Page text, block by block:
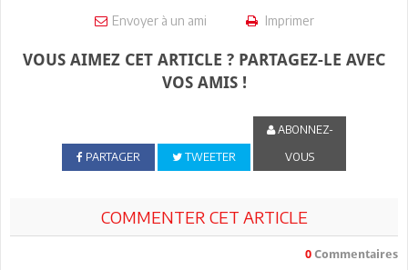
Envoyer à un ami Imprimer
VOUS AIMEZ CET ARTICLE ? PARTAGEZ-LE AVEC
VOS AMIS !
PARTAGER TWEETER
ABONNEZ-
VOUS
COMMENTER CET ARTICLE
0 Commentaires